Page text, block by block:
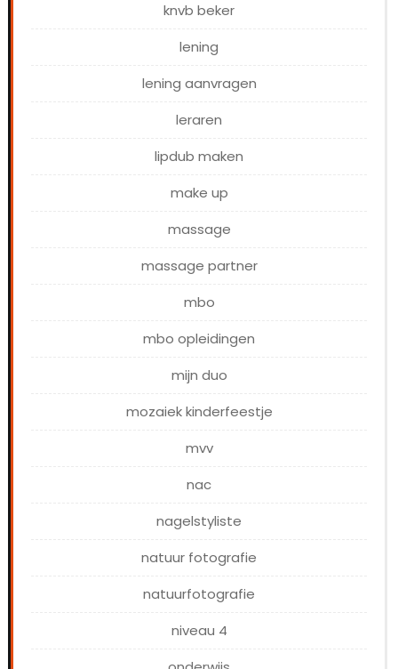
knvb beker
lening
lening aanvragen
leraren
lipdub maken
make up
massage
massage partner
mbo
mbo opleidingen
mijn duo
mozaiek kinderfeestje
mvv
nac
nagelstyliste
natuur fotografie
natuurfotografie
niveau 4